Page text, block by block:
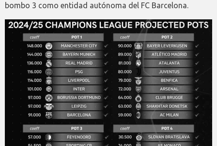
bombo 3 como entidad autónoma del FC Barcelona.